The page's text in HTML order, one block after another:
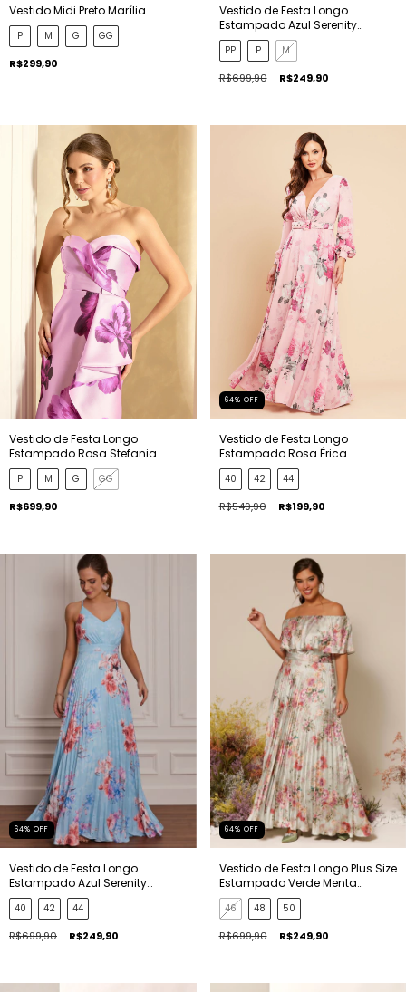
Vestido Midi Preto Marília
P M G GG
R$299,90
Vestido de Festa Longo
Estampado Azul Serenity
Rafaela
PP P M
R$699,90 R$249,90
Vestido de Festa Longo
Estampado Rosa Stefania
P M G GG
R$699,90
64% OFF
Vestido de Festa Longo
Estampado Rosa Érica
40 42 44
R$549,90 R$199,90
64% OFF
Vestido de Festa Longo
Estampado Azul Serenity
Francesa
40 42 44
R$699,90 R$249,90
64% OFF
Vestido de Festa Longo Plus Size
Estampado Verde Menta
Rafaela
46 48 50
R$699,90 R$249,90